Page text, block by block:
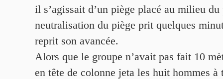
il s’agissait d’un piège placé au milieu du
neutralisation du piège prit quelques
reprit son avancée.
Alors que le groupe n’avait pas fait 10
en tête de colonne jeta les huit hommes à